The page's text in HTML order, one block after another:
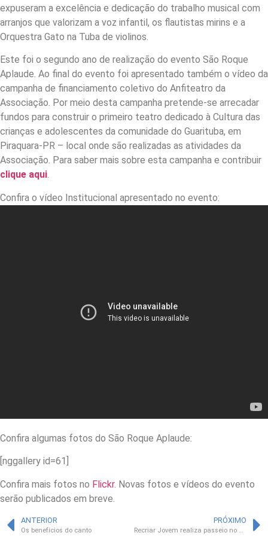
expuseram a excelência e dedicação do trabalho musical com
arranjos que valorizam a voz infantil, os flautistas mirins e a
Orquestra Gato na Tuba de violinos.
Este foi o segundo ano de realização do evento São Roque
Aplaude. Ao final do evento foi apresentado também o vídeo da
campanha de financiamento coletivo do Anfiteatro da
Associação. Por meio desta campanha pretende-se arrecadar
fundos para construir o primeiro teatro dedicado à Cultura das
crianças e adolescentes da comunidade do Guarituba, em
Piraquara-PR – local onde são realizadas as atividades da
Associação. Para saber mais sobre esta campanha e contribuir
clique aqui.
Confira o vídeo Institucional apresentado no evento:
Confira algumas fotos do São Roque Aplaude:
[nggallery id=61]
Confira mais fotos no Flickr. Novas fotos e vídeos do evento
serão publicados em breve.
ANTERIOR
Os benefícios do canto
PRÓXIMO
Recriar Jovem realiza passeio no Morro do Canal